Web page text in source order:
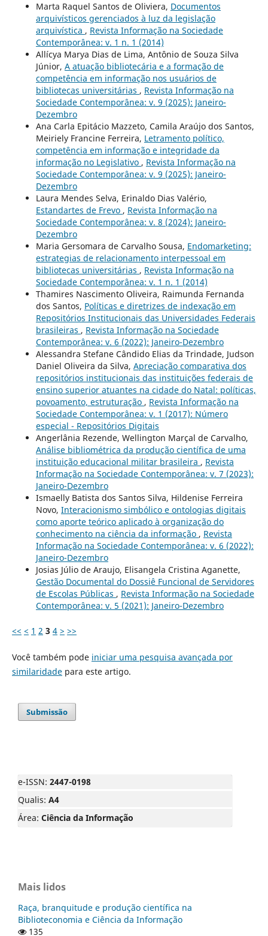
Marta Raquel Santos de Oliviera, Documentos
arquivísticos gerenciados à luz da legislação
arquivística , Revista Informação na Sociedade
Contemporânea: v. 1 n. 1 (2014)
Allícya Marya Dias de Lima, Antônio de Souza Silva
Júnior, A atuação bibliotecária e a formação de
competência em informação nos usuários de
bibliotecas universitárias , Revista Informação na
Sociedade Contemporânea: v. 9 (2025): Janeiro-
Dezembro
Ana Carla Epitácio Mazzeto, Camila Araújo dos Santos,
Meiriely Francine Ferreira, Letramento político,
competência em informação e integridade da
informação no Legislativo , Revista Informação na
Sociedade Contemporânea: v. 9 (2025): Janeiro-
Dezembro
Laura Mendes Selva, Erinaldo Dias Valério,
Estandartes de Frevo , Revista Informação na
Sociedade Contemporânea: v. 8 (2024): Janeiro-
Dezembro
Maria Gersomara de Carvalho Sousa, Endomarketing:
estrategias de relacionamento interpessoal em
bibliotecas universitárias , Revista Informação na
Sociedade Contemporânea: v. 1 n. 1 (2014)
Thamires Nascimento Oliveira, Raimunda Fernanda
dos Santos, Políticas e diretrizes de indexação em
Repositórios Institucionais das Universidades Federais
brasileiras , Revista Informação na Sociedade
Contemporânea: v. 6 (2022): Janeiro-Dezembro
Alessandra Stefane Cândido Elias da Trindade, Judson
Daniel Oliveira da Silva, Apreciação comparativa dos
repositórios institucionais das instituições federais de
ensino superior atuantes na cidade do Natal: políticas,
povoamento, estruturação , Revista Informação na
Sociedade Contemporânea: v. 1 (2017): Número
especial - Repositórios Digitais
Angerlânia Rezende, Wellington Marçal de Carvalho,
Análise bibliométrica da produção científica de uma
instituição educacional militar brasileira , Revista
Informação na Sociedade Contemporânea: v. 7 (2023):
Janeiro-Dezembro
Ismaelly Batista dos Santos Silva, Hildenise Ferreira
Novo, Interacionismo simbólico e ontologias digitais
como aporte teórico aplicado à organização do
conhecimento na ciência da informação , Revista
Informação na Sociedade Contemporânea: v. 6 (2022):
Janeiro-Dezembro
Josias Júlio de Araujo, Elisangela Cristina Aganette,
Gestão Documental do Dossiê Funcional de Servidores
de Escolas Públicas , Revista Informação na Sociedade
Contemporânea: v. 5 (2021): Janeiro-Dezembro
<< < 1 2 3 4 > >>
Você também pode iniciar uma pesquisa avançada por
similaridadepara este artigo.
Submissão
e-ISSN: 2447-0198
Qualis: A4
Área: Ciência da Informação
Mais lidos
Raça, branquitude e produção científica na
Biblioteconomia e Ciência da Informação
135